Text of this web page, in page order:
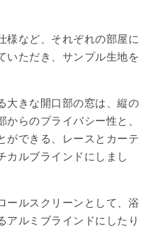
様など、それぞれの部屋に
いただき、サンプル生地を
大きな開口部の窓は、縦の
らのプライバシー性と、
ができる、レースとカーテ
カルブラインドにしまし
ールスクリーンとして、浴
アルミブラインドにしたり